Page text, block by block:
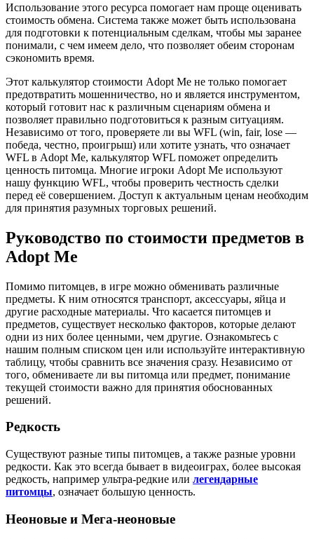
Использование этого ресурса помогает нам проще оценивать
стоимость обмена. Система также может быть использована
для подготовки к потенциальным сделкам, чтобы мы заранее
понимали, с чем имеем дело, что позволяет обеим сторонам
сэкономить время.
Этот калькулятор стоимости Adopt Me не только помогает
предотвратить мошенничество, но и является инструментом,
который готовит нас к различным сценариям обмена и
позволяет правильно подготовиться к разным ситуациям.
Независимо от того, проверяете ли вы WFL (win, fair, lose —
победа, честно, проигрыш) или хотите узнать, что означает
WFL в Adopt Me, калькулятор WFL поможет определить
ценность питомца. Многие игроки Adopt Me используют
нашу функцию WFL, чтобы проверить честность сделки
перед её совершением. Доступ к актуальным ценам необходим
для принятия разумных торговых решений.
Руководство по стоимости предметов в
Adopt Me
Помимо питомцев, в игре можно обменивать различные
предметы. К ним относятся транспорт, аксессуары, яйца и
другие расходные материалы. Что касается питомцев и
предметов, существует несколько факторов, которые делают
одни из них более ценными, чем другие. Ознакомьтесь с
нашим полным списком цен или используйте интерактивную
таблицу, чтобы сравнить все значения сразу. Независимо от
того, обмениваете ли вы питомца или предмет, понимание
текущей стоимости важно для принятия обоснованных
решений.
Редкость
Существуют разные типы питомцев, а также разные уровни
редкости. Как это всегда бывает в видеоиграх, более высокая
редкость, например ультра-редкие или легендарные
питомцы, означает большую ценность.
Неоновые и Мега-неоновые